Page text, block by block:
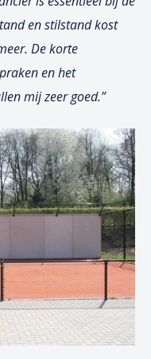
en stilstand kost
De korte
en het
mij zeer goed.”